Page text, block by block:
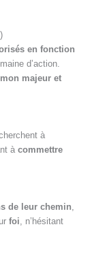
en fonction
d’action.
majeur et
cherchent à
à commettre
de leur chemin,
foi, n’hésitant